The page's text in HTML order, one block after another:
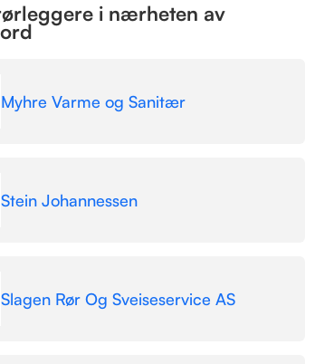
i nærheten av
Myhre Varme og Sanitær
Stein Johannessen
Slagen Rør Og Sveiseservice AS